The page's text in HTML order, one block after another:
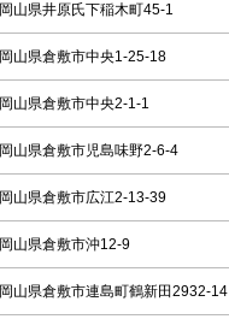
岡山県井原氏下稲木町45-1
岡山県倉敷市中央1-25-18
岡山県倉敷市中央2-1-1
岡山県倉敷市児島味野2-6-4
岡山県倉敷市広江2-13-39
岡山県倉敷市沖12-9
岡山県倉敷市連島町鶴新田2932-14